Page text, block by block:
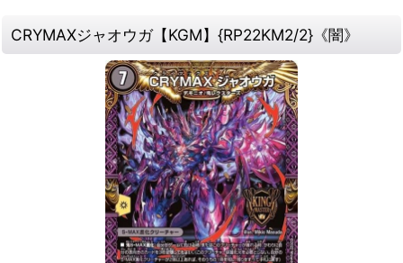
CRYMAXジャオウガ【KGM】{RP22KM2/2}《闇》